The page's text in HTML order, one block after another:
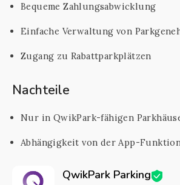
Bequeme Zahlungsabwicklung
Einfache Verwaltung von
Zugang zu Rabattparkplätzen
Nachteile
Nur in QwikPark-fähigen
Abhängigkeit von der App-
QwikPark Parking